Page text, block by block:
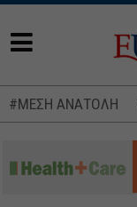
#ΜΕΣΗ ΑΝΑΤΟΛΗ